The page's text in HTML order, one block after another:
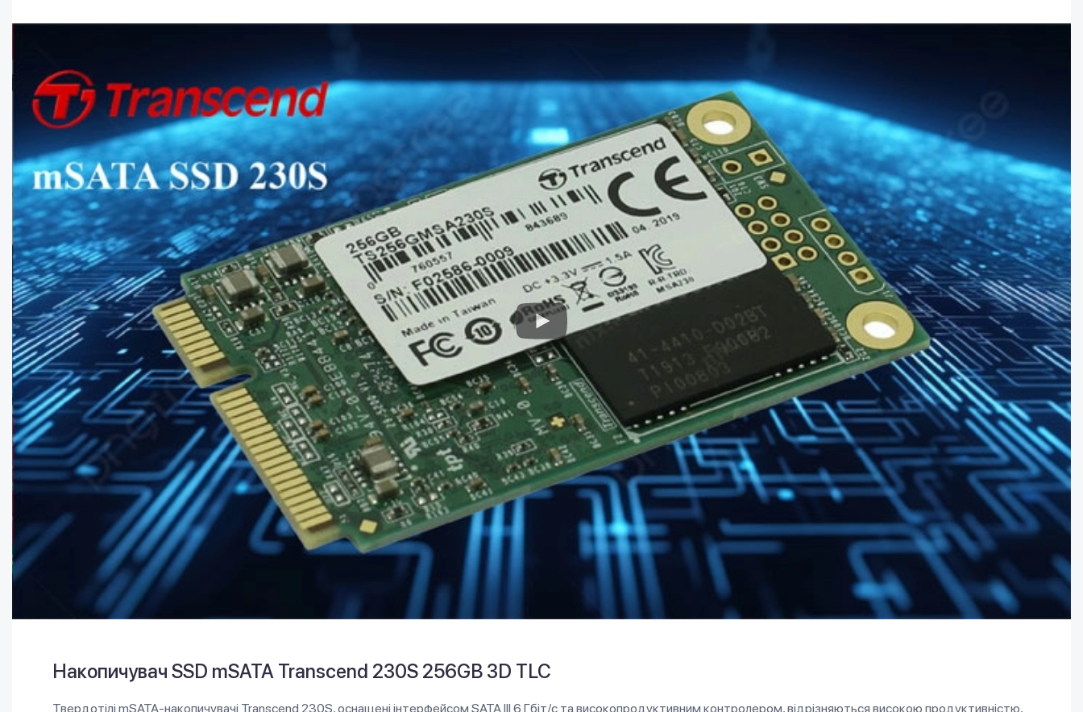
Накопичувач SSD mSATA Transcend 230S 256GB 3D TLC
Твердотілі mSATA-накопичувачі Transcend 230S, оснащені інтерфейсом SATA III 6 Гбіт/с та високопродуктивним контролером, відрізняються високою продуктивністю,